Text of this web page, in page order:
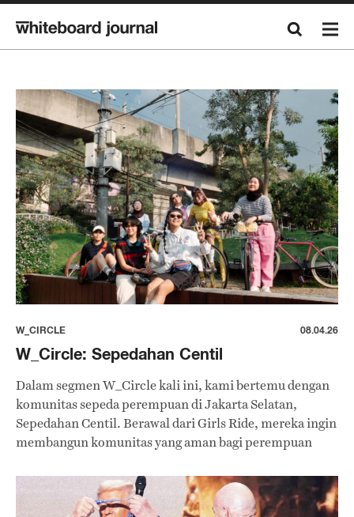
W_CIRCLE 08.04.26
W_Circle: Sepedahan Centil
Dalam segmen W_Circle kali ini, kami bertemu dengan
komunitas sepeda perempuan di Jakarta Selatan,
Sepedahan Centil. Berawal dari Girls Ride, mereka ingin
membangun komunitas yang aman bagi perempuan